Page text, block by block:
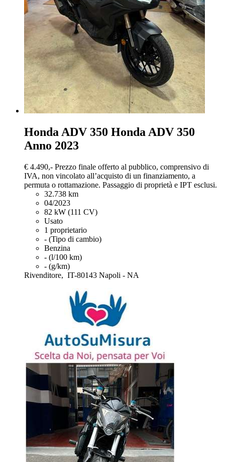
Honda ADV 350 Honda ADV 350
Anno 2023
€ 4.490,- Prezzo finale offerto al pubblico, comprensivo di
IVA, non vincolato all’acquisto di un finanziamento, a
permuta o rottamazione. Passaggio di proprietà e IPT esclusi.
32.738 km
04/2023
82 kW (111 CV)
Usato
1 proprietario
- (Tipo di cambio)
Benzina
- (l/100 km)
- (g/km)
Rivenditore, IT-80143 Napoli - NA